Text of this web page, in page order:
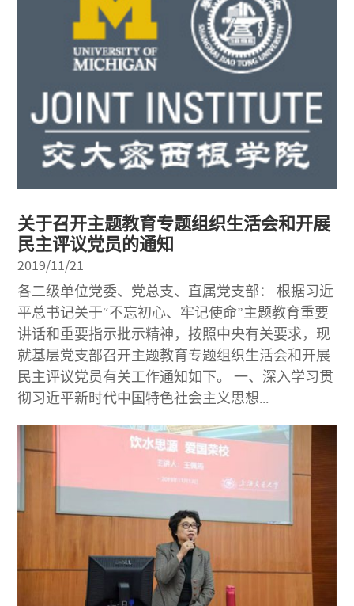
关于召开主题教育专题组织生活会和开展
民主评议党员的通知
2019/11/21
各二级单位党委、党总支、直属党支部： 根据习近
平总书记关于“不忘初心、牢记使命”主题教育重要
讲话和重要指示批示精神，按照中央有关要求，现
就基层党支部召开主题教育专题组织生活会和开展
民主评议党员有关工作通知如下。 一、深入学习贯
彻习近平新时代中国特色社会主义思想...